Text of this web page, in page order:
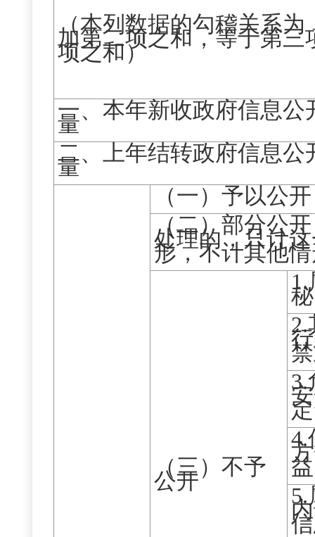
（本列数据的勾稽关系为
加第二项之和，等于第三
项之和）
一、本年新收政府信息公
量
二、上年结转政府信息公
量
（一）予以公开
（二）部分公
处理的，只计
形，不计其他
（三）不予
公开
1.
2.
3.
4.
益
5.